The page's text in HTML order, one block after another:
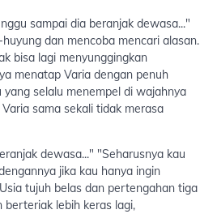
sampai dia beranjak dewasa..."
dan mencoba mencari alasan.
bisa lagi menyunggingkan
menatap Varia dengan penuh
yang selalu menempel di wajahnya
sama sekali tidak merasa
dewasa..." "Seharusnya kau
jika kau hanya ingin
tujuh belas dan pertengahan tiga
berteriak lebih keras lagi,